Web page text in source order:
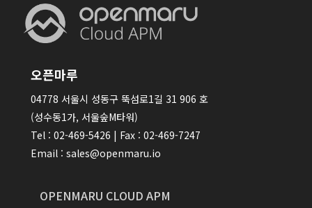
오픈마루
04778 서울시 성동구 뚝섬로1길 31 906 호
(성수동1가, 서울숲M타워)
Tel : 02-469-5426 | Fax : 02-469-7247
Email : sales@openmaru.io
OPENMARU CLOUD APM